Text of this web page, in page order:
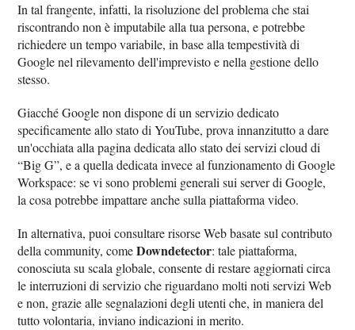
In tal frangente, infatti, la risoluzione del problema che stai
riscontrando non è imputabile alla tua persona, e potrebbe
richiedere un tempo variabile, in base alla tempestività di
Google nel rilevamento dell'imprevisto e nella gestione dello
stesso.
Giacché Google non dispone di un servizio dedicato
specificamente allo stato di YouTube, prova innanzitutto a dare
un'occhiata alla pagina dedicata allo stato dei servizi cloud di
“Big G”, e a quella dedicata invece al funzionamento di Google
Workspace: se vi sono problemi generali sui server di Google,
la cosa potrebbe impattare anche sulla piattaforma video.
In alternativa, puoi consultare risorse Web basate sul contributo
della community, comeDowndetector: tale piattaforma,
conosciuta su scala globale, consente di restare aggiornati circa
le interruzioni di servizio che riguardano molti noti servizi Web
e non, grazie alle segnalazioni degli utenti che, in maniera del
tutto volontaria, inviano indicazioni in merito.